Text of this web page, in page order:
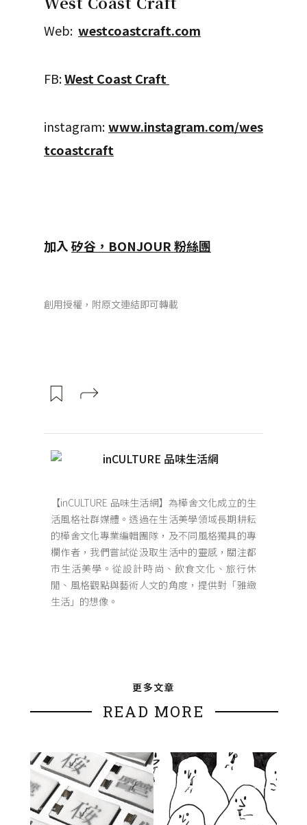
Web: westcoastcraft.com
FB:West Coast Craft
instagram:www.instagram.com/wes
tcoastcraft
加入矽谷，BONJOUR 粉絲團
創用授權，附原文連結即可轉載
inCULTURE 品味生活網
【inCULTURE 品味生活網】為樺舍文化成立的生
活風格社群媒體。透過在生活美學領域長期耕耘
的樺舍文化專業編輯團隊，及不同風格獨具的專
欄作者，我們嘗試從汲取生活中的靈感，關注都
市生活美學。從設計時尚、飲食文化、旅行休
閒、風格觀點與藝術人文的角度，提供對「雅緻
生活」的想像。
更多文章
READ MORE